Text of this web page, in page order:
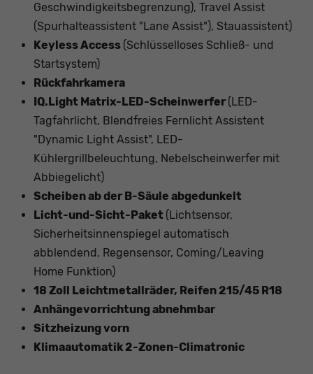
Geschwindigkeitsbegrenzung), Travel Assist
(Spurhalteassistent "Lane Assist"), Stauassistent)
Keyless Access (Schlüsselloses Schließ- und
Startsystem)
Rückfahrkamera
IQ.Light Matrix-LED-Scheinwerfer (LED-
Tagfahrlicht, Blendfreies Fernlicht Assistent
"Dynamic Light Assist", LED-
Kühlergrillbeleuchtung, Nebelscheinwerfer mit
Abbiegelicht)
Scheiben ab der B-Säule abgedunkelt
Licht-und-Sicht-Paket (Lichtsensor,
Sicherheitsinnenspiegel automatisch
abblendend, Regensensor, Coming/Leaving
Home Funktion)
18 Zoll Leichtmetallräder, Reifen 215/45 R18
Anhängevorrichtung abnehmbar
Sitzheizung vorn
Klimaautomatik 2-Zonen-Climatronic